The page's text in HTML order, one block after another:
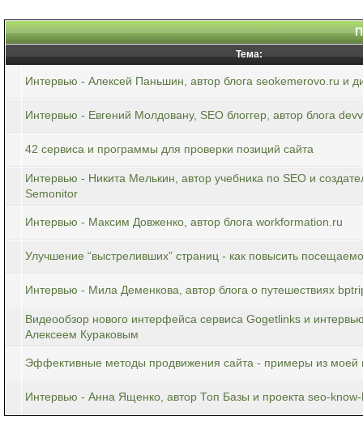
Тема:
Интервью - Алексей Паньшин, автор блога seokemerovo.ru и
Интервью - Евгений Молдовану, SEO блоггер, автор блога
42 сервиса и программы для проверки позиций сайта
Интервью - Никита Мелькин, автор учебника по SEO и
Semonitor
Интервью - Максим Довженко, автор блога workformation.ru
Улучшение “выстреливших” страниц - как повысить
Интервью - Мила Деменкова, автор блога о путешествиях
Видеообзор нового интерфейса сервиса Gogetlinks и
Алексеем Кураковым
Эффективные методы продвижения сайта - примеры из моей
Интервью - Анна Ященко, автор Топ Базы и проекта seo-